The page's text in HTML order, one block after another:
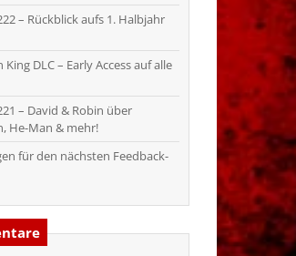
– Rückblick aufs 1. Halbjahr
DLC – Early Access auf alle
– David & Robin über
He-Man & mehr!
für den nächsten Feedback-